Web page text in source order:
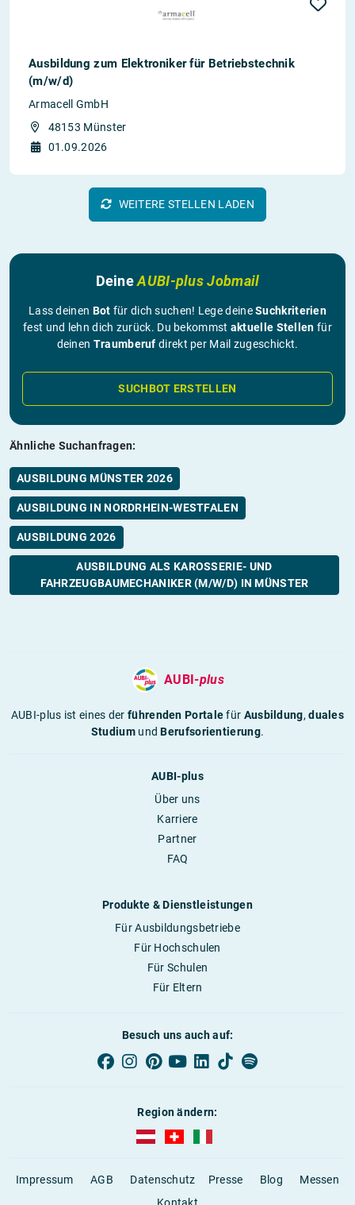
Ausbildung zum Elektroniker für Betriebstechnik
(m/w/d)
Armacell GmbH
48153 Münster
01.09.2026
WEITERE STELLEN LADEN
DeineAUBI-plus Jobmail
Lass deinen Bot für dich suchen! Lege deineSuchkriterien
fest und lehn dich zurück. Du bekommst aktuelle Stellen für
deinen Traumberuf direkt per Mail zugeschickt.
SUCHBOT ERSTELLEN
Ähnliche Suchanfragen:
AUSBILDUNG MÜNSTER 2026
AUSBILDUNG IN NORDRHEIN-WESTFALEN
AUSBILDUNG 2026
AUSBILDUNG ALS KAROSSERIE- UND
FAHRZEUGBAUMECHANIKER (M/W/D) IN MÜNSTER
AUBI-plus
AUBI-plus ist eines derführenden Portalefür Ausbildung,duales
StudiumundBerufsorientierung.
AUBI-plus
Über uns
Karriere
Partner
FAQ
Produkte & Dienstleistungen
Für Ausbildungsbetriebe
Für Hochschulen
Für Schulen
Für Eltern
Besuch uns auch auf:
Region ändern:
AUBI-plus Österreich (deutsch)
Impressum AGB Datenschutz Presse Blog
Messen